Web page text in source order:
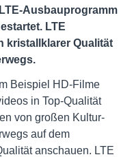
Ausbauprogramm
LTE
kristallklarer Qualität
Beispiel HD-Filme
in Top-Qualität
von großen Kultur-
auf dem
anschauen. LTE